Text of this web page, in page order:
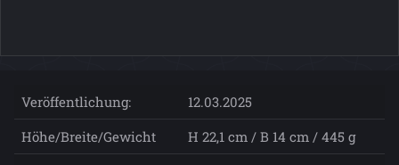
Veröffentlichung:
12.03.2025
Höhe/Breite/Gewicht
H 22,1 cm / B 14 cm / 445 g